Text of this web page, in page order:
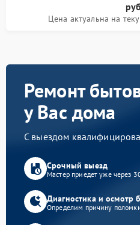
Цена актуальна на
Ремонт
у Вас дома
С выездом
Срочный выезд
Мастер приедет уже через
Диагностика и осмотр
Определим причину